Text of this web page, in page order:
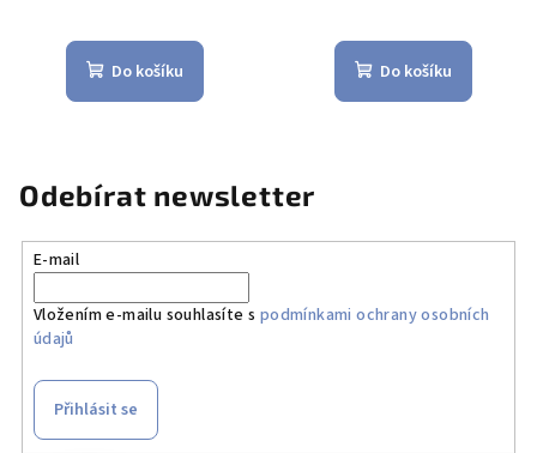
Do košíku Do košíku
Odebírat newsletter
E-mail
Vložením e-mailu souhlasíte s podmínkami ochrany osobních
údajů
Přihlásit se